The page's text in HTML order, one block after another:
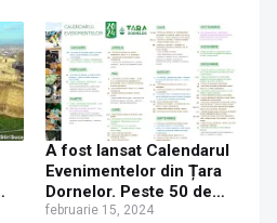
de Ciclocros
A fost lansat Calendarul
Evenimentelor din Țara
Dornelor. Peste 50 de
evenimente programate
februarie 15, 2024